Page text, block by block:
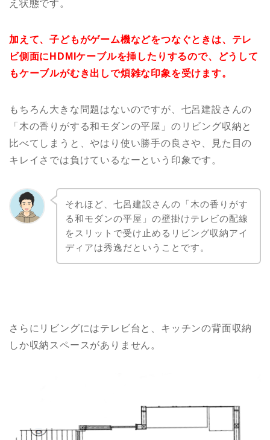
え状態です。
加えて、子どもがゲーム機などをつなぐときは、テレ
ビ側面にHDMIケーブルを挿したりするので、どうして
もケーブルがむき出しで煩雑な印象を受けます。
もちろん大きな問題はないのですが、七呂建設さんの
「木の香りがする和モダンの平屋」のリビング収納と
比べてしまうと、やはり使い勝手の良さや、見た目の
キレイさでは負けているなーという印象です。
それほど、七呂建設さんの「木の香りがす
る和モダンの平屋」の壁掛けテレビの配線
をスリットで受け止めるリビング収納アイ
ディアは秀逸だということです。
さらにリビングにはテレビ台と、キッチンの背面収納
しか収納スペースがありません。